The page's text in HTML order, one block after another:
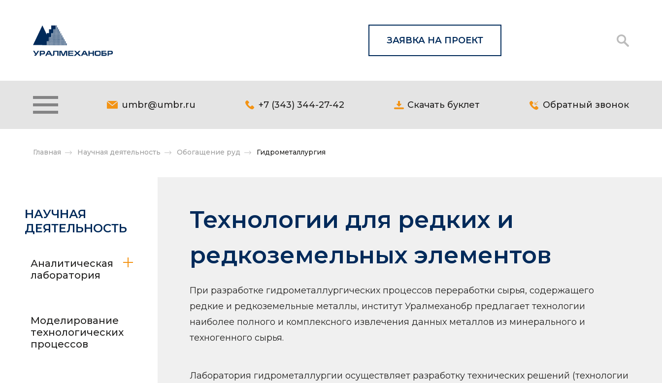
ЗАЯВКА НА ПРОЕКТ
umbr@umbr.ru +7 (343) 344-27-42 Скачать буклет Обратный звонок
Главная Научная деятельность Обогащение руд Гидрометаллургия
НАУЧНАЯ
ДЕЯТЕЛЬНОСТЬ
Аналитическая
лаборатория
Моделирование
технологических
процессов
Технологии для редких и
редкоземельных элементов
При разработке гидрометаллургических процессов переработки сырья, содержащего
редкие и редкоземельные металлы, институт Уралмеханобр предлагает технологии
наиболее полного и комплексного извлечения данных металлов из минерального и
техногенного сырья.
Лаборатория гидрометаллургии осуществляет разработку технических решений (технологии